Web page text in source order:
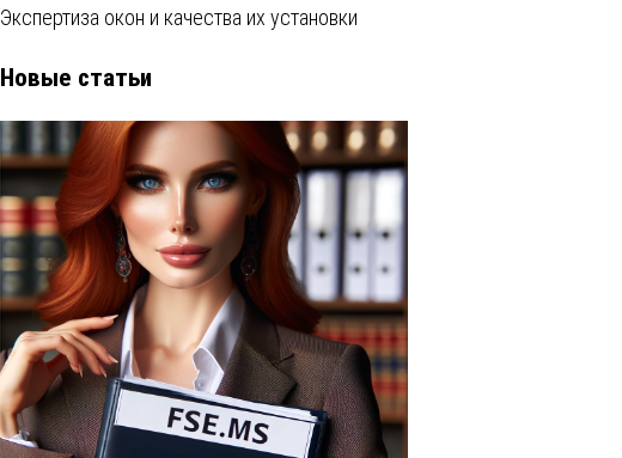
Экспертиза окон и качества их установки
Новые статьи